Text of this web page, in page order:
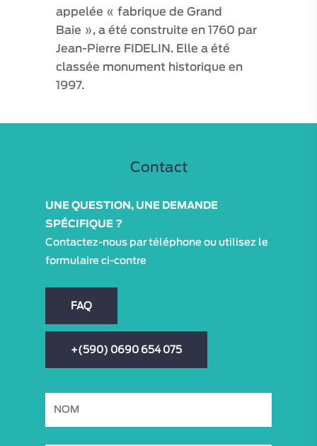
appelée « fabrique de Grand
Baie », a été construite en 1760 par
Jean-Pierre FIDELIN. Elle a été
classée monument historique en
1997.
Contact
UNE QUESTION, UNE DEMANDE
SPÉCIFIQUE ?
Contactez-nous par téléphone ou utilisez le
formulaire ci-contre
FAQ
+(590) 0690 654 075